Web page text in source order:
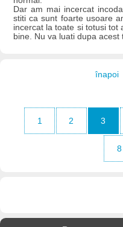
Dar am mai incercat
stiti ca sunt foarte usoare
incercat la toate si totusi tot
bine. Nu va luati dupa acest
înapoi
1 2 3
8